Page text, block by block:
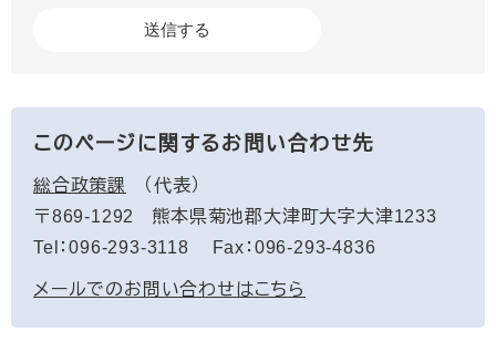
このページに関するお問い合わせ先
総合政策課
代表
〒869-1292
熊本県菊池郡大津町大字大津1233
Tel：096-293-3118
Fax：096-293-4836
メールでのお問い合わせはこちら